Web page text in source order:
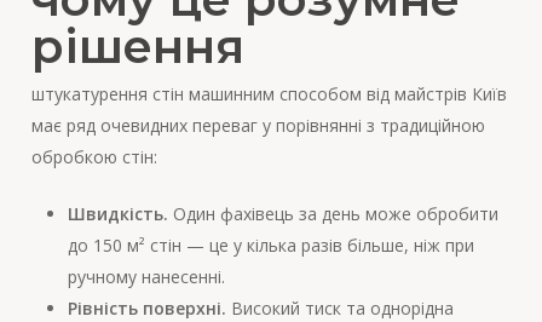
рішення
штукатурення стін машинним способом від майстрів Київ
має ряд очевидних переваг у порівнянні з традиційною
обробкою стін:
Швидкість. Один фахівець за день може обробити
до 150 м² стін — це у кілька разів більше, ніж при
ручному нанесенні.
Рівність поверхні. Високий тиск та однорідна